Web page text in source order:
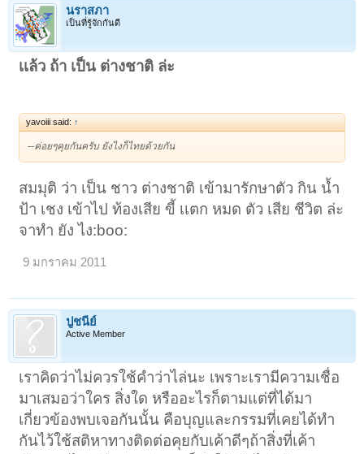
นราสภา
เป็นที่รู้จักกันดี
เเล้ว ถ้า เป็น ต่างชาติ ล่ะ
yavoiii said: ↑
--ค่อยๆคุยกันครับ ยังไงก็ไทยด้วยกัน
สมมุติ ว่า เป็น ชาว ต่างชาติ เข้ามารักษาตัว กิน นํ้า
ป้า เชง เข้าไป ท้องเสีย ขี้ เเตก หมด ตัว เสีย ชีวิต ล่ะ
จาทํา ยัง ไง:boo:
9 มกราคม 2011
ปูชนีย์
Active Member
เราคิดว่าไม่ควรใช้คำว่าไล่นะ เพราะเรามีความเชื่อ
มาเสมอว่าใคร สิ่งใด หรืออะไรก็ตามแต่ที่ได้มา
เกี่ยวข้องพบเจอกันนั้น คือบุญและกรรมที่เคยได้ทำ
กันไว้ใช้สติหาทางติดต่อคุยกับเค้าดีๆถ้าสิ่งที่เค้า